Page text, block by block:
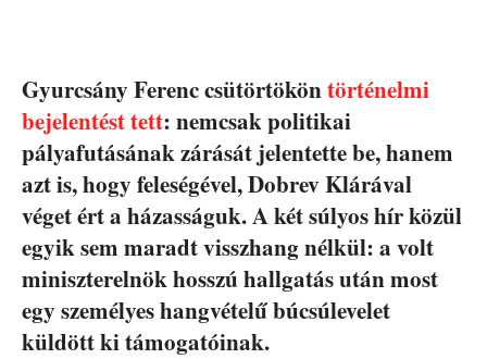
Gyurcsány Ferenc csütörtököntörténelmi
bejelentést tett: nemcsak politikai
pályafutásának zárását jelentette be, hanem
azt is, hogy feleségével, Dobrev Klárával
véget ért a házasságuk. A két súlyos hír közül
egyik sem maradt visszhang nélkül: a volt
miniszterelnök hosszú hallgatás után most
egy személyes hangvételű búcsúlevelet
küldött ki támogatóinak.